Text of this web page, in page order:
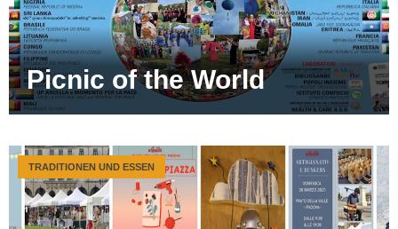
Picnic of the World
TRADITIONEN UND ESSEN